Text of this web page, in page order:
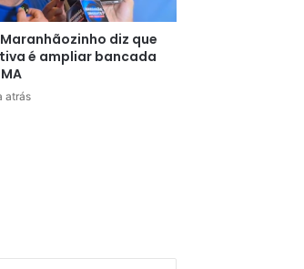
diz que
é ampliar bancada
atrás